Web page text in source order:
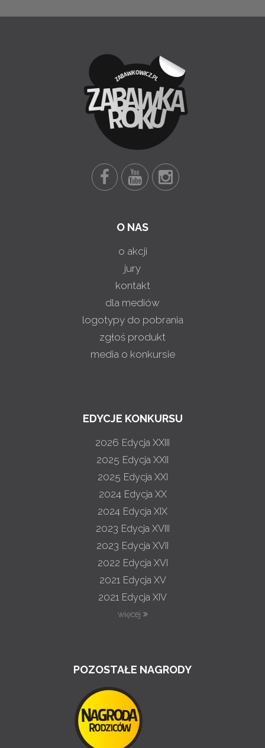
O NAS
o akcji
jury
kontakt
dla mediów
logotypy do pobrania
zgłoś produkt
media o konkursie
EDYCJE KONKURSU
2026 Edycja XXIII
2025 Edycja XXII
2025 Edycja XXI
2024 Edycja XX
2024 Edycja XIX
2023 Edycja XVIII
2023 Edycja XVII
2022 Edycja XVI
2021 Edycja XV
2021 Edycja XIV
więcej
POZOSTAŁE NAGRODY